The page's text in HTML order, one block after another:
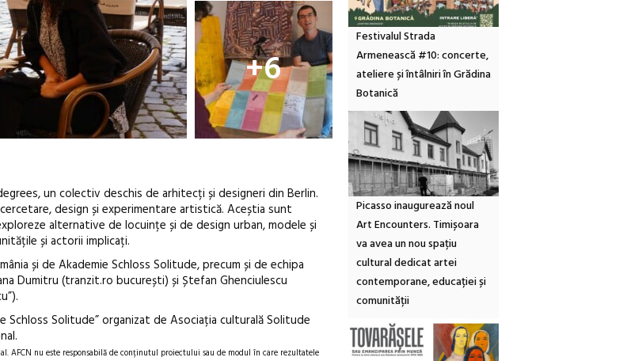
+6
un colectiv deschis de arhitecți și designeri din Berlin.
design și experimentare artistică. Aceștia sunt
alternative de locuințe și de design urban, modele și
și actorii implicați.
și de Akademie Schloss Solitude, precum și de echipa
Dumitru (tranzit.ro bucurești) și Ștefan Ghenciulescu
Solitude” organizat de Asociația culturală Solitude
nu este responsabilă de conținutul proiectului sau de modul în care rezultatele
Festivalul Strada
Armenească #10: concerte,
ateliere și întâlniri în Grădina
Botanică
Picasso inaugurează noul
Art Encounters. Timișoara
va avea un nou spațiu
cultural dedicat artei
contemporane, educației și
comunității